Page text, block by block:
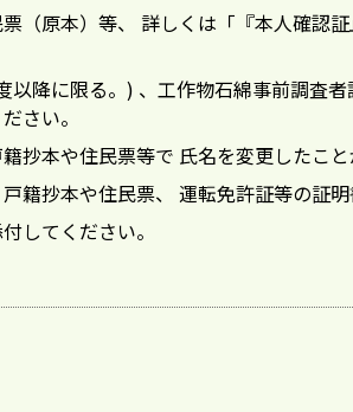
（原本）等、 詳しくは「『本人確認
降に限る。) 、工作物石綿事前調査
さい。
抄本や住民票等で 氏名を変更したこ
抄本や住民票、 運転免許証等の証明
してください。